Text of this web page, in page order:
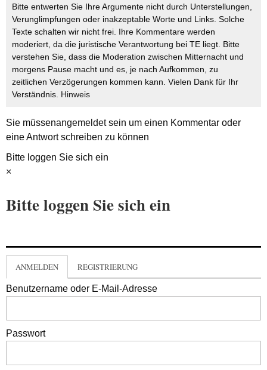
Bitte entwerten Sie Ihre Argumente nicht durch Unterstellungen,
Verunglimpfungen oder inakzeptable Worte und Links. Solche
Texte schalten wir nicht frei. Ihre Kommentare werden
moderiert, da die juristische Verantwortung bei TE liegt. Bitte
verstehen Sie, dass die Moderation zwischen Mitternacht und
morgens Pause macht und es, je nach Aufkommen, zu
zeitlichen Verzögerungen kommen kann. Vielen Dank für Ihr
Verständnis. Hinweis
Sie müssenangemeldetsein um einen Kommentar oder
eine Antwort schreiben zu können
Bitte loggen Sie sich ein
×
Bitte loggen Sie sich ein
ANMELDEN REGISTRIERUNG
Benutzername oder E-Mail-Adresse
Passwort